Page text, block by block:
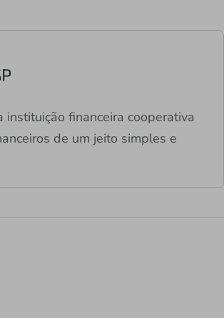
instituição financeira cooperativa
de um jeito simples e